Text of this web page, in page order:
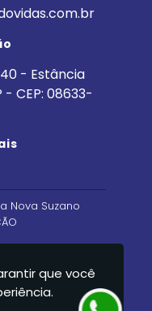
- Estância
CEP: 08633-
Nova Suzano
que você